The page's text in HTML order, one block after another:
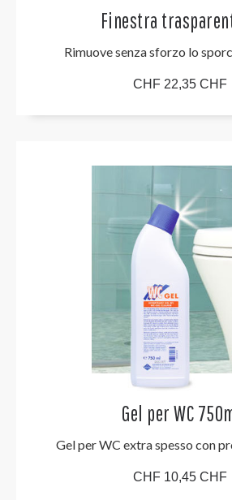
Finestra
Rimuove senza sforzo lo
CHF 22,35 CHF
Gel per WC
Gel per WC extra spesso con
CHF 10,45 CHF